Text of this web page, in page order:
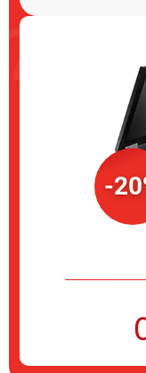
-